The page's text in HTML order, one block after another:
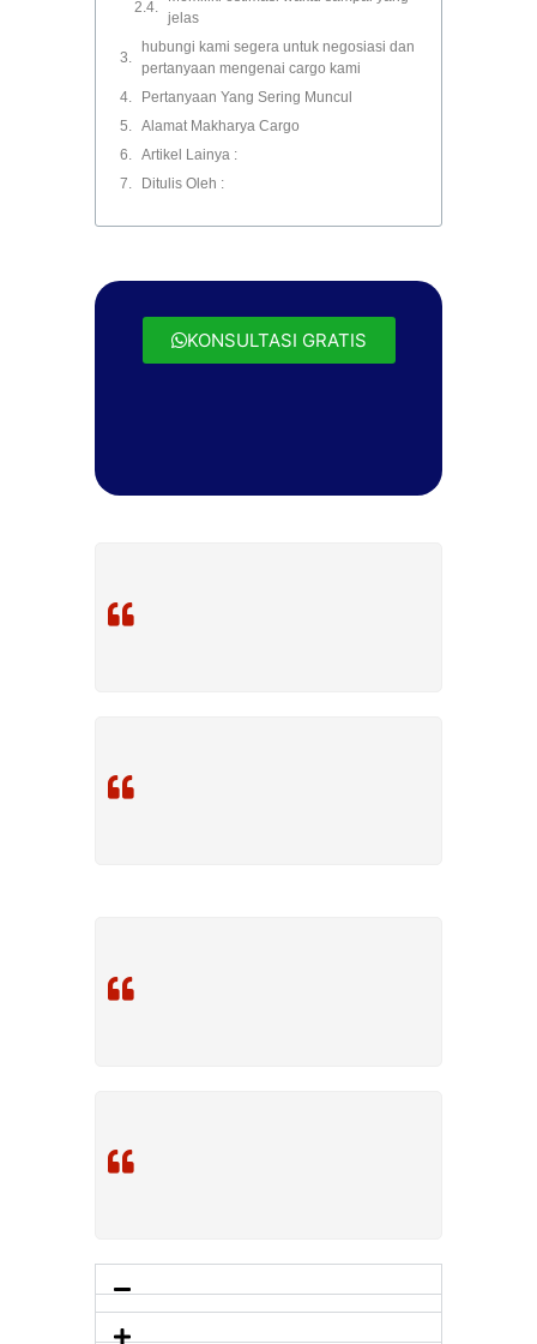
jelas
hubungi kami segera untuk negosiasi dan
pertanyaan mengenai cargo kami
Pertanyaan Yang Sering Muncul
Alamat Makharya Cargo
Artikel Lainya :
Ditulis Oleh :
KONSULTASI GRATIS